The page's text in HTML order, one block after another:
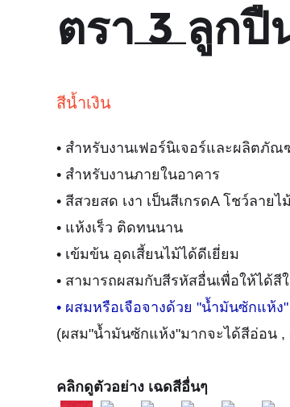
ตรา 3 ลูกปื
สีน้ำเงิน
• สำหรับงานเฟอร์นิเจอร์และผลิตภัณ
• สำหรับงานภายในอาคาร
• สีสวยสด เงา เป็นสีเกรดA โชว์ลายไม้
• แห้งเร็ว ติดทนนาน
• เข้มข้น อุดเสี้ยนไม้ได้ดีเยี่ยม
• สามารถผสมกับสีรหัสอื่นเพื่อให้ได้สี
• ผสมหรือเจือจางด้วย "น้ำมันซักแห้ง"
(ผสม"น้ำมันซักแห้ง"มากจะได้สีอ่อน
คลิกดูตัวอย่าง เฉดสีอื่นๆ